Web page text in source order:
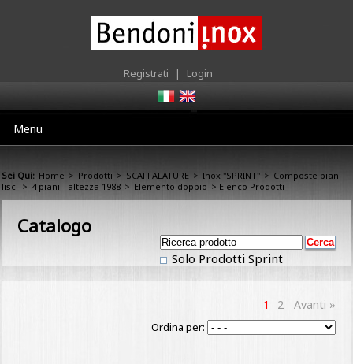
Registrati | Login
Menu
Sei Qui: Home > Prodotti > SCAFFALATURE > Inox "SPRINT" > Composte piani
lisci > 4 piani - altezza 1988 > Elemento doppio > Elenco Prodotti
Catalogo
Solo Prodotti Sprint
1 2 Avanti »
Ordina per: